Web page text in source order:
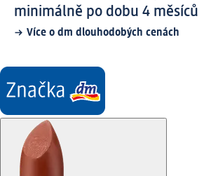
minimálně po dobu 4 měsíců
Více o dm dlouhodobých cenách